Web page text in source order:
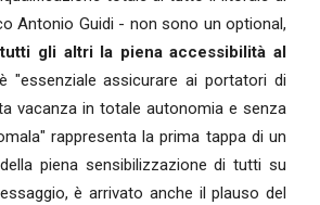
Antonio Guidi - non sono un optional,
gli altri la piena accessibilità al
"essenziale assicurare ai portatori di
vacanza in totale autonomia e senza
rappresenta la prima tappa di un
piena sensibilizzazione di tutti su
è arrivato anche il plauso del